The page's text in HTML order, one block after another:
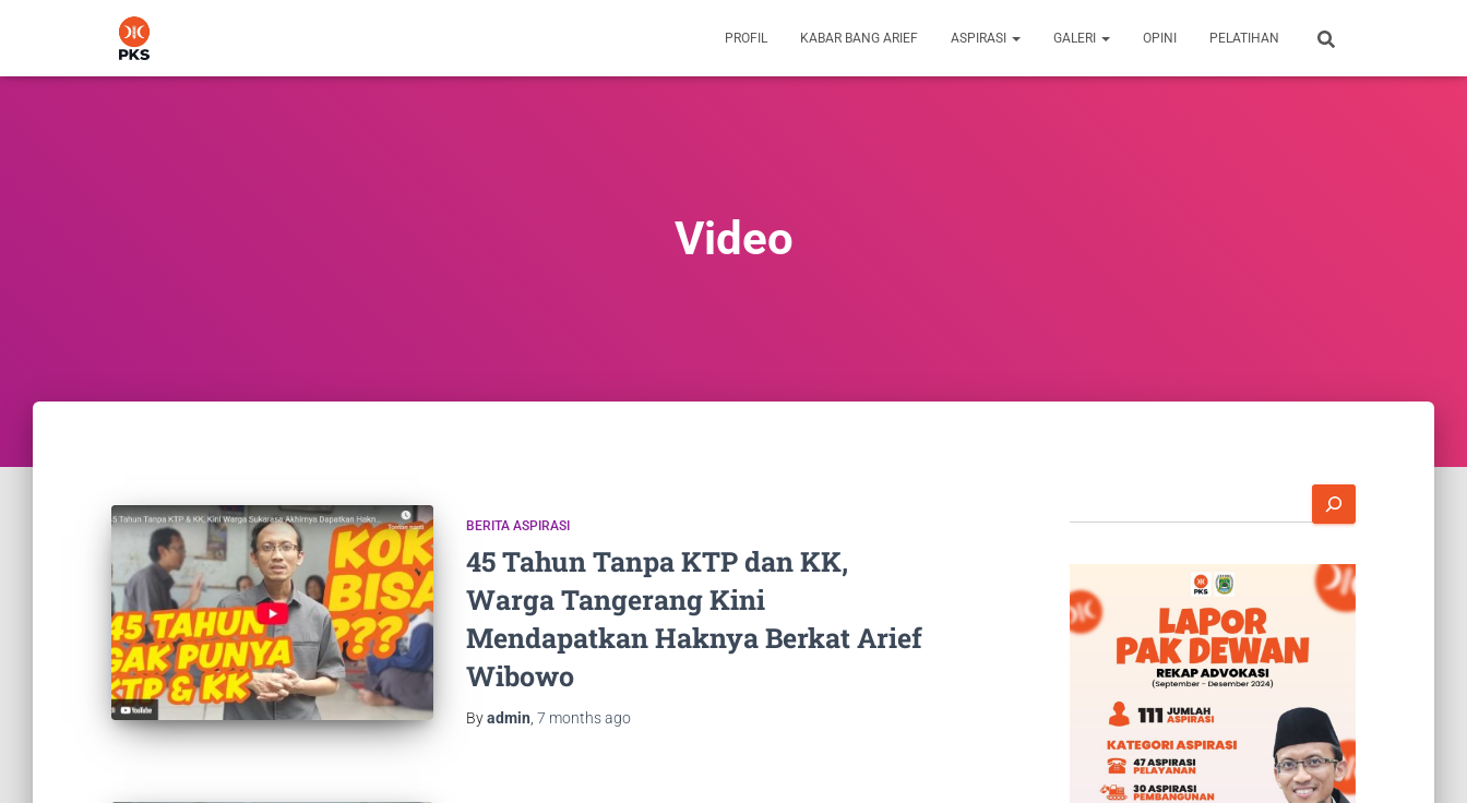
PROFIL KABAR BANG ARIEF ASPIRASI GALERI OPINI PELATIHAN
Video
BERITA ASPIRASI
45 Tahun Tanpa KTP dan KK,
Warga Tangerang Kini
Mendapatkan Haknya Berkat Arief
Wibowo
Byadmin 7 monthsago